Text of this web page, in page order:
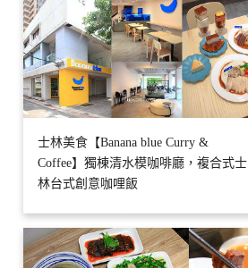
士林美食【Banana blue Curry &
Coffee】獨棟清水模咖啡廳，複合式士
林台式創意咖哩飯